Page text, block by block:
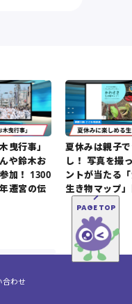
曳行事」
や鈴木お
加！ 1300
遷宮の伝
夏休みは親子
し！ 写真を撮
ントが当たる
生き物マップ
PAGE TOP
合わせ